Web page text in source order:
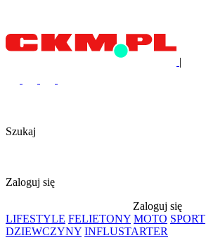
|
Szukaj
Zaloguj się
Zaloguj się
LIFESTYLE FELIETONY MOTO SPORT
DZIEWCZYNY INFLUSTARTER